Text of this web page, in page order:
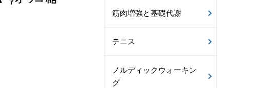
筋肉増強と基礎代謝
テニス
ノルディックウォーキン
グ